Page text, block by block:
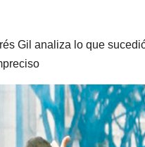
Gil analiza lo que